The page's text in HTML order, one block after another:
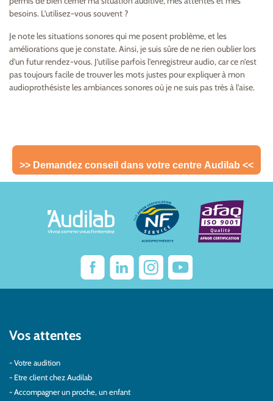
besoins. L’utilisez-vous souvent ?
Je note les situations sonores qui me posent problème, et les
améliorations que je constate. Ainsi, je suis sûre de ne rien oublier lors
d’un futur rendez-vous. J’utilise parfois l’enregistreur audio, car ce n’est
pas toujours facile de trouver les mots justes pour expliquer à mon
audioprothésiste les ambiances sonores où je ne suis pas très à l’aise.
>> Demandez conseil dans votre centre Audilab <<
Vos attentes
Votre audition
Etre client chez Audilab
Accompagner un proche, un enfant